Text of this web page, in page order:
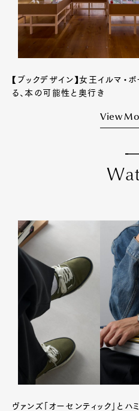
【ブックデザイン】女王イルマ・
る、本の可能性と奥行き
View
Wa
ヴァンズ「オーセンティック」とハ